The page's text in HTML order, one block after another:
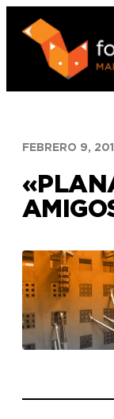
Saltar
contenido
FEBRERO 9,